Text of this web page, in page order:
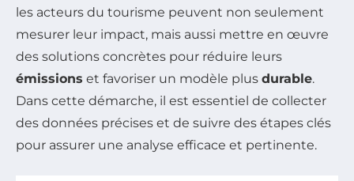
les acteurs du tourisme peuvent non seulement
mesurer leur impact, mais aussi mettre en œuvre
des solutions concrètes pour réduire leurs
émissions et favoriser un modèle plus durable.
Dans cette démarche, il est essentiel de collecter
des données précises et de suivre des étapes clés
pour assurer une analyse efficace et pertinente.